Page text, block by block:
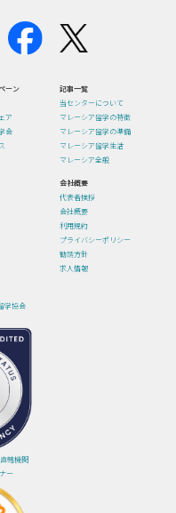
ーン
ア
会
記事一覧
当センターについて
マレーシア留学の特徴
マレーシア留学の準備
マレーシア留学生活
マレーシア全般
会社概要
代表者挨拶
会社概要
利用規約
プライバシーポリシー
勧誘方針
求人情報
学協会
轄機関
ー